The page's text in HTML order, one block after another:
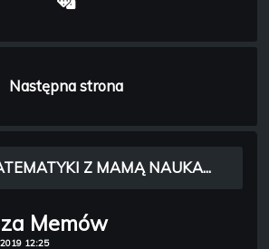
Następna strona
Memów
12:25
Z MAMĄ NAUKA...